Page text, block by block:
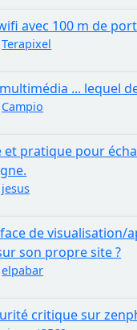
avec 100 m de
Terapixel
... lequel
Campio
et pratique pour
jesus
de visualisation/
son propre site ?
elpabar
critique sur